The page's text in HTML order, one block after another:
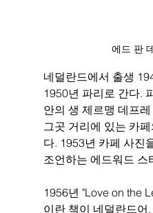
에드 판
네덜란드에서 출생
1950년 파리로 간다.
안의 생 제르맹 데프
그곳 거리에 있는 카
다. 1953년 카페 사진
조언하는 에드워드 스
1956년 "Love on the
이란 책이 네덜란드어